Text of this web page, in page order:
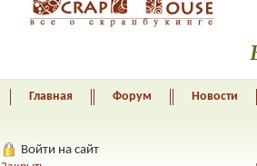
Главная Форум Новости
Войти на сайт